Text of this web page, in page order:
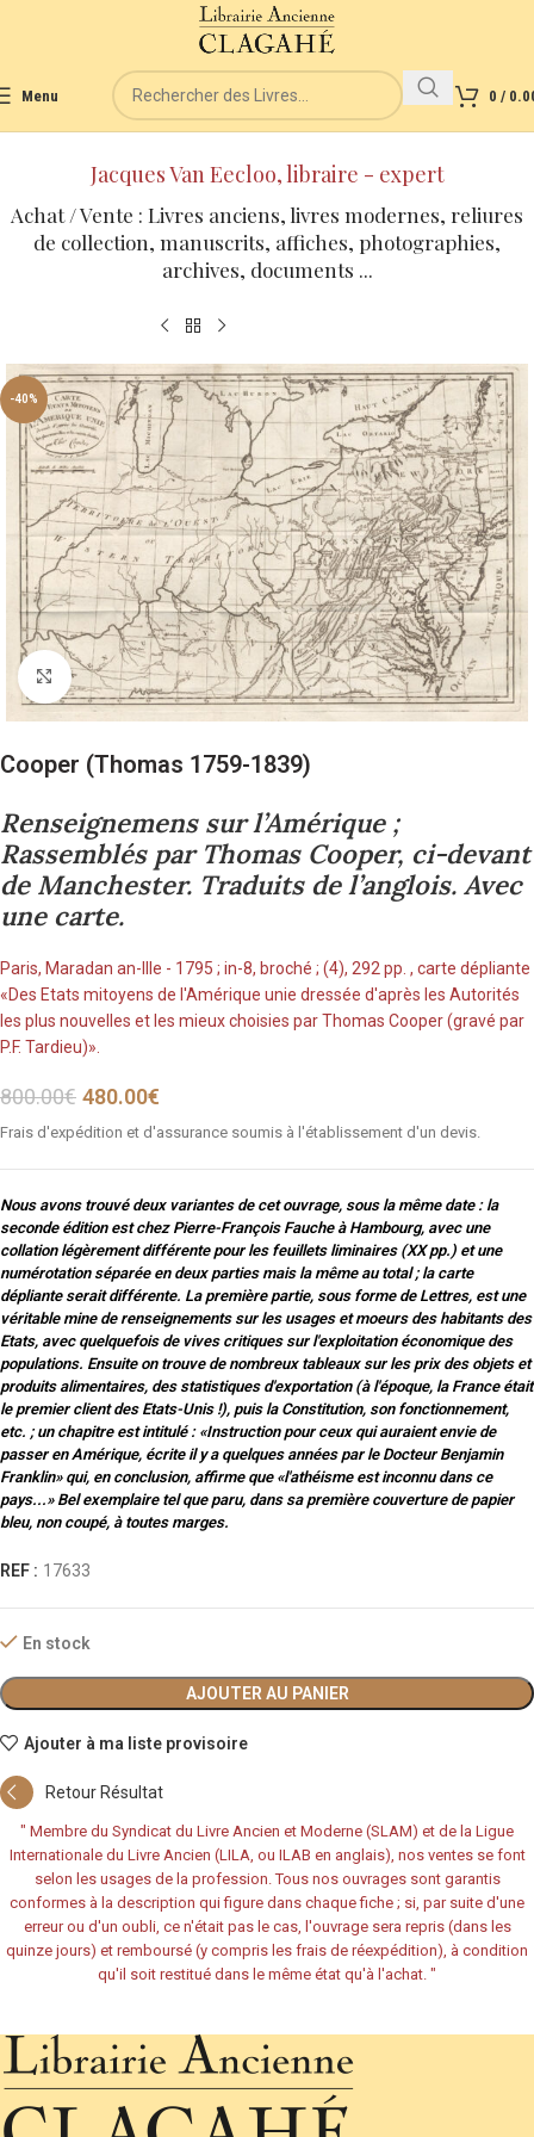
Menu 0 /
Jacques Van Eecloo, libraire - expert
Achat / Vente : Livres anciens, livres modernes, reliures
de collection, manuscrits, affiches, photographies,
archives, documents ...
-40%
Cliquez pour agrandir
Cooper (Thomas 1759-1839)
Renseignemens sur l’Amérique ;
Rassemblés par Thomas Cooper, ci-devant
de Manchester. Traduits de l’anglois. Avec
une carte.
Paris, Maradan an-IIIe - 1795 ; in-8, broché ; (4), 292 pp. , carte dépliante
«Des Etats mitoyens de l'Amérique unie dressée d'après les Autorités
les plus nouvelles et les mieux choisies par Thomas Cooper (gravé par
P.F. Tardieu)».
800.00€ 480.00€
Frais d'expédition et d'assurance soumis à l'établissement d'un devis.
Nous avons trouvé deux variantes de cet ouvrage, sous la même date : la
seconde édition est chez Pierre-François Fauche à Hambourg, avec une
collation légèrement différente pour les feuillets liminaires (XX pp.) et une
numérotation séparée en deux parties mais la même au total ; la carte
dépliante serait différente. La première partie, sous forme de Lettres, est une
véritable mine de renseignements sur les usages et moeurs des habitants des
Etats, avec quelquefois de vives critiques sur l'exploitation économique des
populations. Ensuite on trouve de nombreux tableaux sur les prix des objets et
produits alimentaires, des statistiques d'exportation (à l'époque, la France était
le premier client des Etats-Unis !), puis la Constitution, son fonctionnement,
etc. ; un chapitre est intitulé : «Instruction pour ceux qui auraient envie de
passer en Amérique, écrite il y a quelques années par le Docteur Benjamin
Franklin» qui, en conclusion, affirme que «l'athéisme est inconnu dans ce
pays...» Bel exemplaire tel que paru, dans sa première couverture de papier
bleu, non coupé, à toutes marges.
REF : 17633
En stock
AJOUTER AU PANIER
Ajouter à ma liste provisoire
Retour Résultat
" Membre du Syndicat du Livre Ancien et Moderne (SLAM) et de la Ligue
Internationale du Livre Ancien (LILA, ou ILAB en anglais), nos ventes se font
selon les usages de la profession. Tous nos ouvrages sont garantis
conformes à la description qui figure dans chaque fiche ; si, par suite d'une
erreur ou d'un oubli, ce n'était pas le cas, l'ouvrage sera repris (dans les
quinze jours) et remboursé (y compris les frais de réexpédition), à condition
qu'il soit restitué dans le même état qu'à l'achat. "